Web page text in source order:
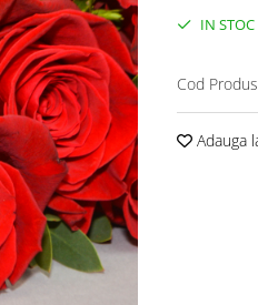
IN STOC
Cod
Adauga